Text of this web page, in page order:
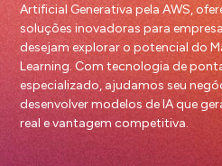
Artificial Generativa pela AWS,
soluções inovadoras para
desejam explorar o potencial do
Learning. Com tecnologia de
especializado, ajudamos seu
desenvolver modelos de IA que
real e vantagem competitiva.